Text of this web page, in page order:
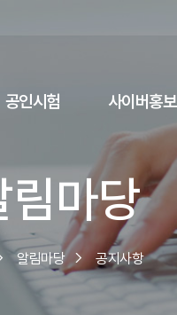
공인시험 사이버홍보
림마당
알림마당 공지사항